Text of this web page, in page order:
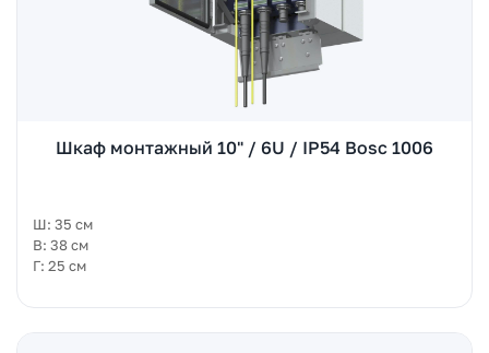
Шкаф монтажный 10" / 6U / IP54 Bosc 1006
Ш: 35 см
В: 38 см
Г: 25 см